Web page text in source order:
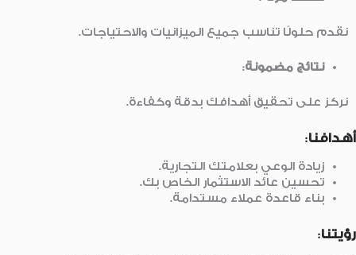
نقدم حلولًا تناسب جميع الميزانيات والاحتياجات.
نتائج مضمونة:
نركز على تحقيق أهدافك بدقة وكفاءة.
أهدافنا:
زيادة الوعي بعلامتك التجارية.
تحسين عائد الاستثمار الخاص بك.
بناء قاعدة عملاء مستدامة.
رؤيتنا: